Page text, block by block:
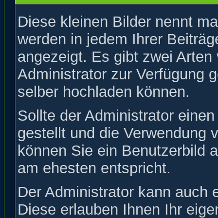
Diese kleinen Bilder nennt
werden in jedem Ihrer
angezeigt. Es gibt zwei
Administrator zur Verfügung
selber hochladen können.
Sollte der Administrator
gestellt und die Verwendung
können Sie ein Benutzerbild
am ehesten entspricht.
Der Administrator kann auch
Diese erlauben Ihnen Ihr